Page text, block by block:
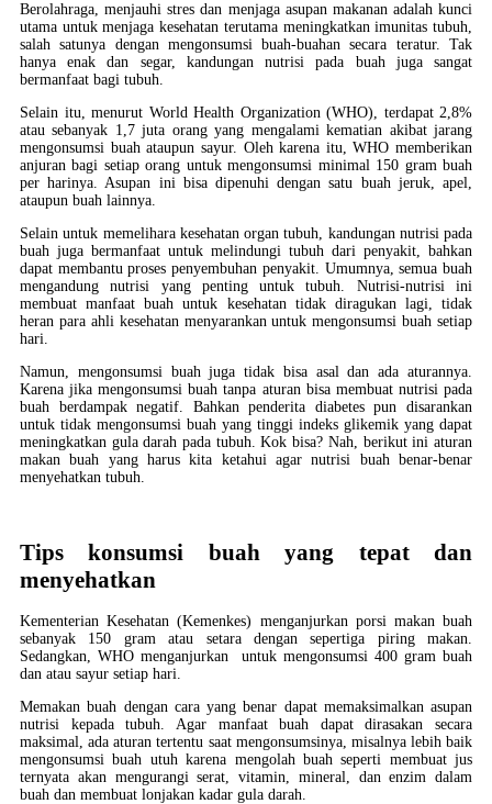
Berolahraga, menjauhi stres dan menjaga asupan makanan adalah kunci
utama untuk menjaga kesehatan terutama meningkatkan imunitas tubuh,
salah satunya dengan mengonsumsi buah-buahan secara teratur. Tak
hanya enak dan segar, kandungan nutrisi pada buah juga sangat
bermanfaat bagi tubuh.
Selain itu, menurut World Health Organization (WHO), terdapat 2,8%
atau sebanyak 1,7 juta orang yang mengalami kematian akibat jarang
mengonsumsi buah ataupun sayur. Oleh karena itu, WHO memberikan
anjuran bagi setiap orang untuk mengonsumsi minimal 150 gram buah
per harinya. Asupan ini bisa dipenuhi dengan satu buah jeruk, apel,
ataupun buah lainnya.
Selain untuk memelihara kesehatan organ tubuh, kandungan nutrisi pada
buah juga bermanfaat untuk melindungi tubuh dari penyakit, bahkan
dapat membantu proses penyembuhan penyakit. Umumnya, semua buah
mengandung nutrisi yang penting untuk tubuh. Nutrisi-nutrisi ini
membuat manfaat buah untuk kesehatan tidak diragukan lagi, tidak
heran para ahli kesehatan menyarankan untuk mengonsumsi buah setiap
hari.
Namun, mengonsumsi buah juga tidak bisa asal dan ada aturannya.
Karena jika mengonsumsi buah tanpa aturan bisa membuat nutrisi pada
buah berdampak negatif. Bahkan penderita diabetes pun disarankan
untuk tidak mengonsumsi buah yang tinggi indeks glikemik yang dapat
meningkatkan gula darah pada tubuh. Kok bisa? Nah, berikut ini aturan
makan buah yang harus kita ketahui agar nutrisi buah benar-benar
menyehatkan tubuh.
Tips konsumsi buah yang tepat dan
menyehatkan
Kementerian Kesehatan (Kemenkes) menganjurkan porsi makan buah
sebanyak 150 gram atau setara dengan sepertiga piring makan.
Sedangkan, WHO menganjurkan untuk mengonsumsi 400 gram buah
dan atau sayur setiap hari.
Memakan buah dengan cara yang benar dapat memaksimalkan asupan
nutrisi kepada tubuh. Agar manfaat buah dapat dirasakan secara
maksimal, ada aturan tertentu saat mengonsumsinya, misalnya lebih baik
mengonsumsi buah utuh karena mengolah buah seperti membuat jus
ternyata akan mengurangi serat, vitamin, mineral, dan enzim dalam
buah dan membuat lonjakan kadar gula darah.